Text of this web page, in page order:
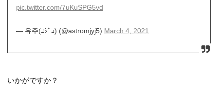
pic.twitter.com/7uKuSPG5vd
— 유주(ﾕｼﾞｭ) (@astromjyj5) March 4, 2021
いかがですか？